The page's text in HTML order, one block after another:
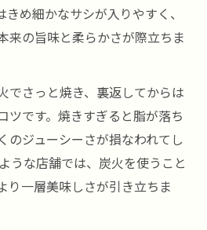
め細かなサシが入りやすく、
来の旨味と柔らかさが際立ちま
でさっと焼き、裏返してからは
ツです。焼きすぎると脂が落ち
のジューシーさが損なわれてし
うな店舗では、炭火を使うこと
り一層美味しさが引き立ちま